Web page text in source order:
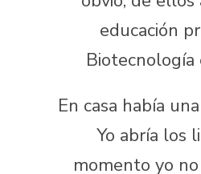
educación
Biotecnología
En casa había
Yo abría los
momento yo